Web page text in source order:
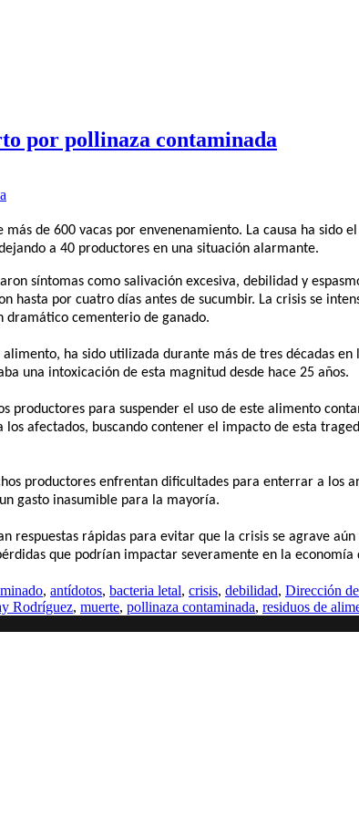
por pollinaza contaminada
de 600 vacas por envenenamiento. La causa ha sido
a 40 productores en una situación alarmante.
síntomas como salivación excesiva, debilidad y
por cuatro días antes de sucumbir. La crisis se
dramático cementerio de ganado.
ha sido utilizada durante más de tres décadas en
una intoxicación de esta magnitud desde hace 25 años.
productores para suspender el uso de este alimento
afectados, buscando contener el impacto de esta
productores enfrentan dificultades para enterrar a los
gasto inasumible para la mayoría.
respuestas rápidas para evitar que la crisis se agrave aún
que podrían impactar severamente en la economía
, antídotos, bacteria letal, crisis, debilidad, Dirección
Rodríguez, muerte, pollinaza contaminada, residuos de